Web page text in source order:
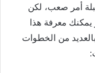
أمر صعب، لكن
يمكنك معرفة هذا
من الخطوات